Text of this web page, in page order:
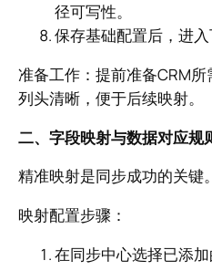
径可写性。
保存基础配置后，进入
准备工作：提前准备CRM
列头清晰，便于后续映射。
二、字段映射与数据对应规
精准映射是同步成功的关键。
映射配置步骤：
在同步中心选择已添